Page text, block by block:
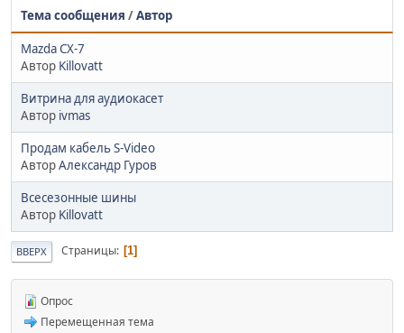
Тема сообщения /Автор
Mazda CX-7
Автор Killovatt
Витрина для аудиокасет
Автор ivmas
Продам кабель S-Video
АвторАлександр Гуров
Всесезонные шины
Автор Killovatt
ВВЕРХ Страницы 1
Опрос
Перемещенная тема